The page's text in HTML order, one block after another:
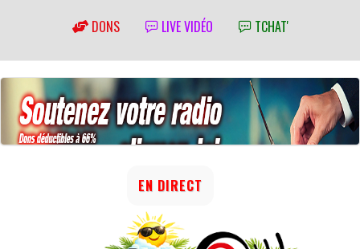
DONS LIVE VIDÉO TCHAT'
EN DIRECT